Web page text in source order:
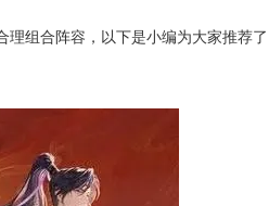
组合阵容，以下是小编为大家推荐了